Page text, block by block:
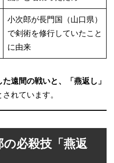
小次郎が長門国（山口県）
で剣術を修行していたこと
に由来
遠間の戦いと、「燕返し」
されています。
必殺技「燕返